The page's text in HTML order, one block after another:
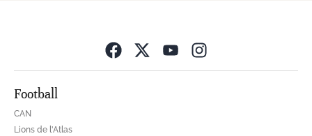
Football
CAN
Lions de l'Atlas